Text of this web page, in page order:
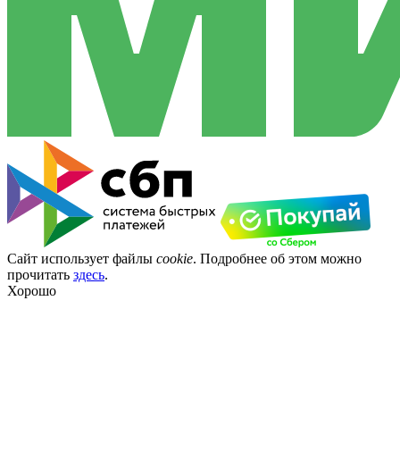
Сайт использует файлы cookie. Подробнее об этом можно
прочитать здесь.
Хорошо